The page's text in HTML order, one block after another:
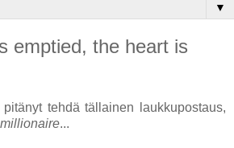
▼
emptied, the heart is
tehdä tällainen laukkupostaus,
...